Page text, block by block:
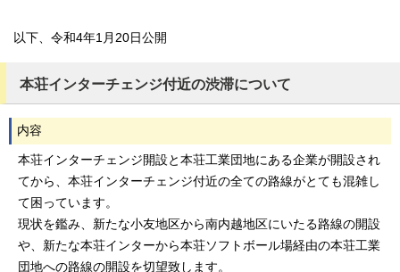
以下、令和4年1月20日公開
本荘インターチェンジ付近の渋滞について
内容
本荘インターチェンジ開設と本荘工業団地にある企業が開設され
てから、本荘インターチェンジ付近の全ての路線がとても混雑し
て困っています。
現状を鑑み、新たな小友地区から南内越地区にいたる路線の開設
や、新たな本荘インターから本荘ソフトボール場経由の本荘工業
団地への路線の開設を切望致します。